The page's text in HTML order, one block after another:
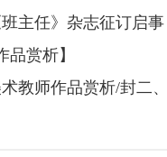
班主任》杂志征订启
品赏析】
教师作品赏析/封二